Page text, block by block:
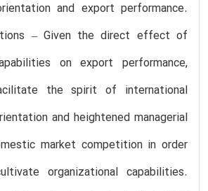
and export performance.
– Given the direct effect of
on export performance,
the spirit of international
and heightened managerial
market competition in order
organizational capabilities.